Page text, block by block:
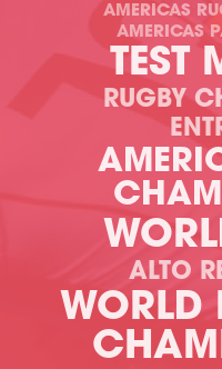
AMERICAS
AMERICAS
TEST
RUGBY
ALTO
WORLD